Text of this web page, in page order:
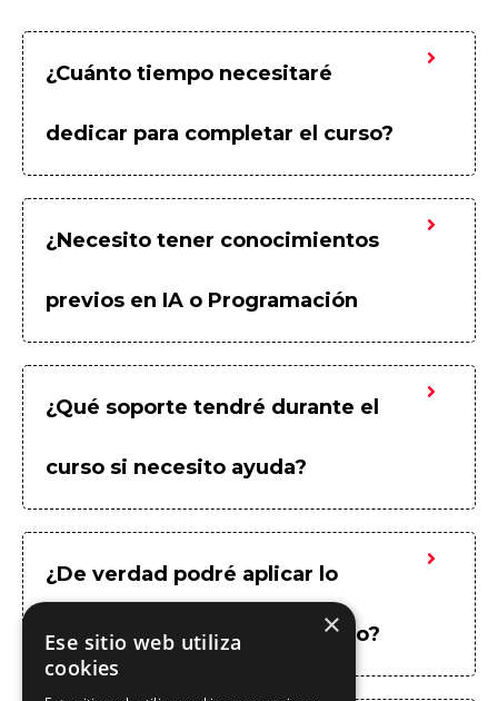
¿Cuánto tiempo necesitaré
dedicar para completar el curso?
¿Necesito tener conocimientos
previos en IA o Programación
¿Qué soporte tendré durante el
curso si necesito ayuda?
¿De verdad podré aplicar lo
aprendido en mi trabajo diario?
×
Ese sitio web utiliza
cookies